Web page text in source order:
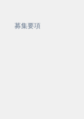
募集要項